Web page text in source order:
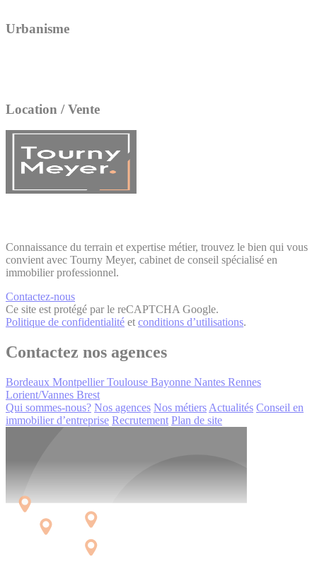
Urbanisme
Location / Vente
Connaissance du terrain et expertise métier, trouvez le bien qui vous
convient avec Tourny Meyer, cabinet de conseil spécialisé en
immobilier professionnel.
Contactez-nous
Ce site est protégé par le reCAPTCHA Google.
Politique de confidentialité et conditions d’utilisations.
Contactez nos agences
Bordeaux Montpellier Toulouse Bayonne Nantes Rennes
Lorient/Vannes Brest
Qui sommes-nous? Nos agences Nos métiers Actualités Conseil en
immobilier d’entreprise Recrutement Plan de site